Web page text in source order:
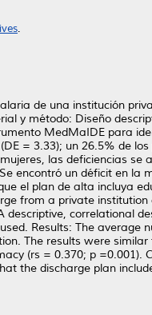
.
de una institución
y método: Diseño
MedMaIDE para
= 3.33); un 26.5% de
las deficiencias se
encontró un déficit en la
el plan de alta incluya
from a private
correlational
Results: The average
The results were
(rs = 0.370; p =0.001).
the discharge plan